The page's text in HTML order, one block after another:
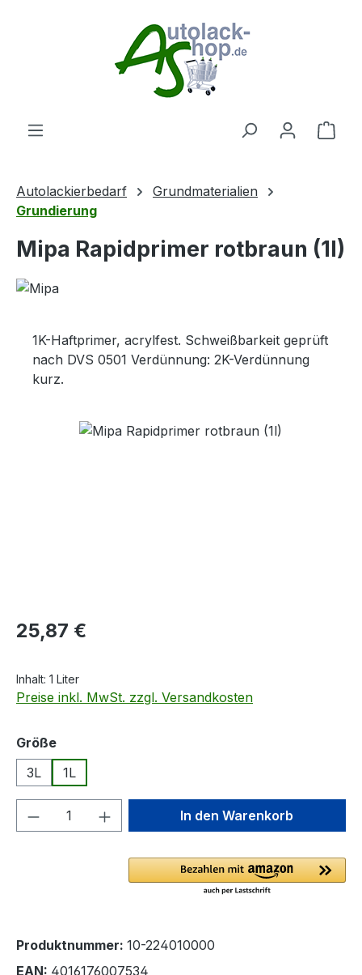
Autolackierbedarf
Grundmaterialien
Grundierung
Mipa Rapidprimer rotbraun (1l)
1K-Haftprimer, acrylfest. Schweißbarkeit geprüft
nach DVS 0501 Verdünnung: 2K-Verdünnung
kurz.
Bildergalerie überspringen
Regulärer Preis:
25,87 €
Inhalt: 1 Liter
Preise inkl. MwSt. zzgl. Versandkosten
Größeauswählen
3L
1L
Produkt Anzahl: Gib denIn den Warenkorb
Produktnummer: 10-224010000
EAN: 4016176007534